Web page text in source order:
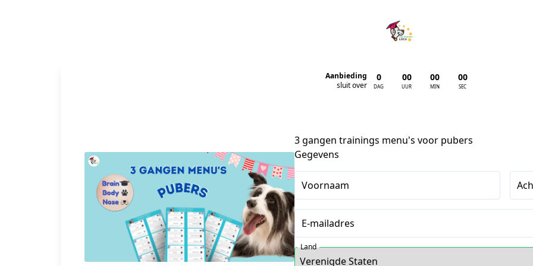
Aanbieding
sluit over
0
DAG
00
UUR
00
MIN
00
SEC
3 gangen trainings menu's voor pubers
Gegevens
Voornaam
E-mailadres
Land